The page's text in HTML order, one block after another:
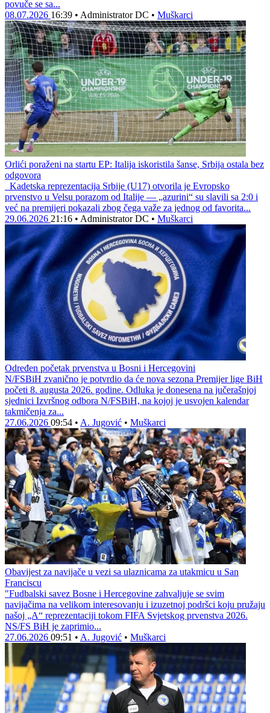
povuče se sa...
08.07.2026 16:39 • Administrator DC • Muškarci
Orlići poraženi na startu EP: Italija iskoristila šanse, Srbija ostala bez
odgovora
Kadetska reprezentacija Srbije (U17) otvorila je Evropsko
prvenstvo u Velsu porazom od Italije — „azurini“ su slavili sa 2:0 i
već na premijeri pokazali zbog čega važe za jednog od favorita...
29.06.2026 21:16 • Administrator DC • Muškarci
Određen početak prvenstva u Bosni i Hercegovini
N/FSBiH zvanično je potvrdio da će nova sezona Premijer lige BiH
početi 8. augusta 2026. godine. Odluka je donesena na jučerašnjoj
sjednici Izvršnog odbora N/FSBiH, na kojoj je usvojen kalendar
takmičenja za...
27.06.2026 09:54 • A. Jugović • Muškarci
Obavijest za navijače u vezi sa ulaznicama za utakmicu u San
Franciscu
"Fudbalski savez Bosne i Hercegovine zahvaljuje se svim
navijačima na velikom interesovanju i izuzetnoj podršci koju pružaju
našoj „A“ reprezentaciji tokom FIFA Svjetskog prvenstva 2026.
NS/FS BiH je zaprimio...
27.06.2026 09:51 • A. Jugović • Muškarci